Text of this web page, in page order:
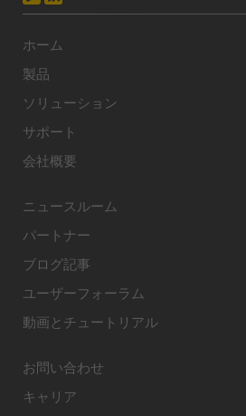
ホーム
製品
ソリューション
サポート
会社概要
ニュースルーム
パートナー
ブログ記事
ユーザーフォーラム
動画とチュートリアル
お問い合わせ
キャリア